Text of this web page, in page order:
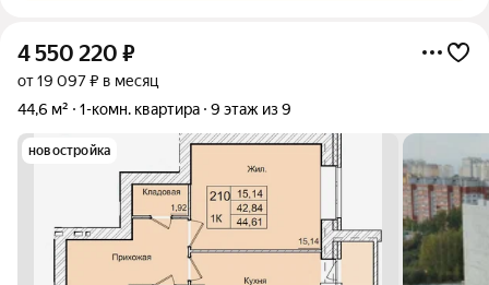
4 550 220 ₽
от 19 097 ₽ в месяц
44,6 м²
1-комн. квартира 9 этаж из 9
новостройка